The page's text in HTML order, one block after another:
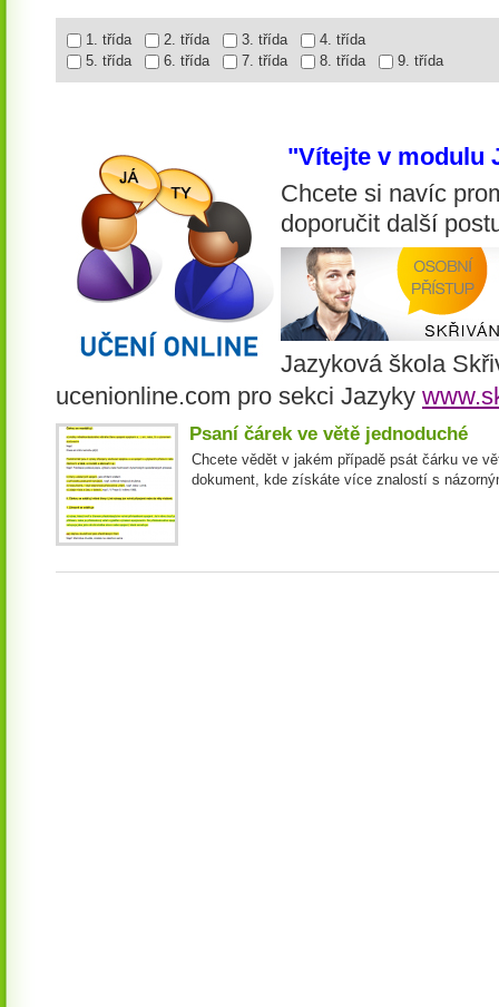
1. třída 2. třída 3. třída
4. třída
5. třída
6. třída 7. třída 8. třída 9. třída
"Vítejte v
Chcete si navíc
doporučit další
Jazyková škola
ucenionline.com pro sekci Jazyky
Psaní čárek ve větě jednoduché
Chcete vědět v jakém případě psát čárku ve
dokument, kde získáte více znalostí s